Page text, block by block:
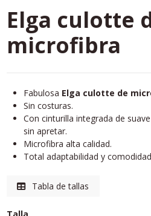
Elga culotte
microfibra
Fabulosa Elga culotte de
Sin costuras.
Con cinturilla integrada de
sin apretar.
Microfibra alta calidad.
Total adaptabilidad y
Tabla de tallas